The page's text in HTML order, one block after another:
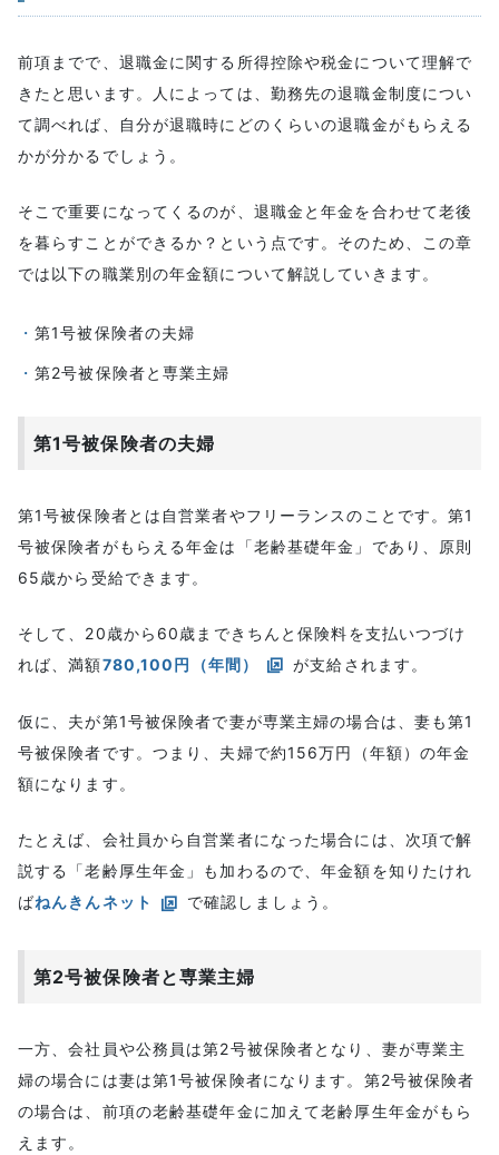
前項までで、退職金に関する所得控除や税金について理解で
きたと思います。人によっては、勤務先の退職金制度につい
て調べれば、自分が退職時にどのくらいの退職金がもらえる
かが分かるでしょう。
そこで重要になってくるのが、退職金と年金を合わせて老後
を暮らすことができるか？という点です。そのため、この章
では以下の職業別の年金額について解説していきます。
第1号被保険者の夫婦
第2号被保険者と専業主婦
第1号被保険者の夫婦
第1号被保険者とは自営業者やフリーランスのことです。第1
号被保険者がもらえる年金は「老齢基礎年金」であり、原則
65歳から受給できます。
そして、20歳から60歳まできちんと保険料を支払いつづけ
れば、満額780,100円（年間） が支給されます。
仮に、夫が第1号被保険者で妻が専業主婦の場合は、妻も第1
号被保険者です。つまり、夫婦で約156万円（年額）の年金
額になります。
たとえば、会社員から自営業者になった場合には、次項で解
説する「老齢厚生年金」も加わるので、年金額を知りたけれ
ばねんきんネット で確認しましょう。
第2号被保険者と専業主婦
一方、会社員や公務員は第2号被保険者となり、妻が専業主
婦の場合には妻は第1号被保険者になります。第2号被保険者
の場合は、前項の老齢基礎年金に加えて老齢厚生年金がもら
えます。